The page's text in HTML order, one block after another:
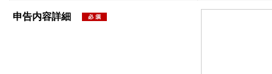
申告内容詳細